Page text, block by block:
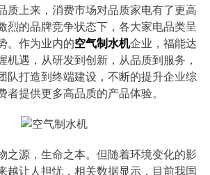
质上来，消费市场对品质家电有了更高
烈的品牌竞争状态下，各大家电品类呈
。作为业内的空气制水机企业，福能达
机遇，从研发到创新，从品质到服务，
队打造到终端建设，不断的提升企业综
者提供更多高品质的产品体验。
之源，生命之本。但随着环境变化的影
越让人担忧，相关数据显示，目前我国